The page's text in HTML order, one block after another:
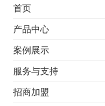
首页
不锈钢专用电磁加热器
电磁蒸汽发生器
产品中心
不锈钢专用电磁加热器
电磁蒸汽发生器
案例展示
最新案例
其他应用
服务与支持
服务覆盖网络
招商加盟